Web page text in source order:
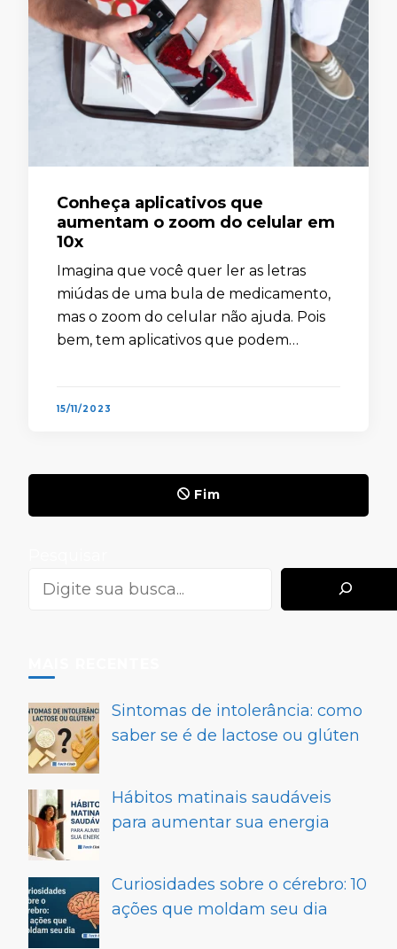
Conheça aplicativos que
aumentam o zoom do celular em
10x
Imagina que você quer ler as letras
miúdas de uma bula de medicamento,
mas o zoom do celular não ajuda. Pois
bem, tem aplicativos que podem
15/11/2023
Fim
Sintomas de intolerância: como
saber se é de lactose ou glúten
Hábitos matinais saudáveis
para aumentar sua energia
Curiosidades sobre o cérebro: 10
ações que moldam seu dia